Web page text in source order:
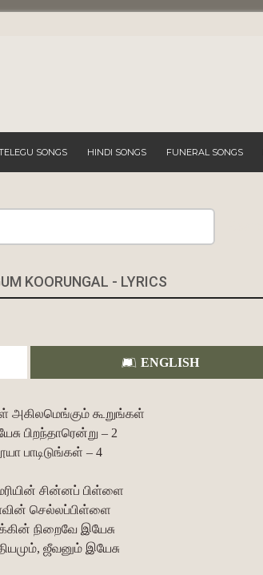
SONGS HINDI SONGS FUNERAL SONGS
KOORUNGAL - LYRICS
ENGLISH
அகிலமெங்கும் கூறுங்கள்
பிறந்தாரென்று – 2
பாடிடுங்கள் – 4
சின்னப் பிள்ளை
செல்லப்பிள்ளை
நிறைவே இயேசு
ஜீவனும் இயேசு